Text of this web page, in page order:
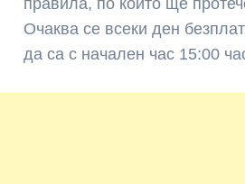
Очаква се всеки ден
да са с начален час 15:00